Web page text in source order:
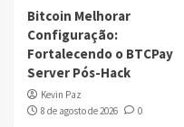
Bitcoin Melhorar
Configuração:
Fortalecendo o BTCPay
Server Pós-Hack
Kevin Paz
8 de agosto de 2026
0